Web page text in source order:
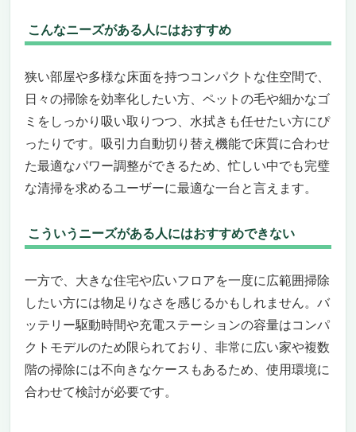
こんなニーズがある人にはおすすめ
狭い部屋や多様な床面を持つコンパクトな住空間で、
日々の掃除を効率化したい方、ペットの毛や細かなゴ
ミをしっかり吸い取りつつ、水拭きも任せたい方にぴ
ったりです。吸引力自動切り替え機能で床質に合わせ
た最適なパワー調整ができるため、忙しい中でも完璧
な清掃を求めるユーザーに最適な一台と言えます。
こういうニーズがある人にはおすすめできない
一方で、大きな住宅や広いフロアを一度に広範囲掃除
したい方には物足りなさを感じるかもしれません。バ
ッテリー駆動時間や充電ステーションの容量はコンパ
クトモデルのため限られており、非常に広い家や複数
階の掃除には不向きなケースもあるため、使用環境に
合わせて検討が必要です。